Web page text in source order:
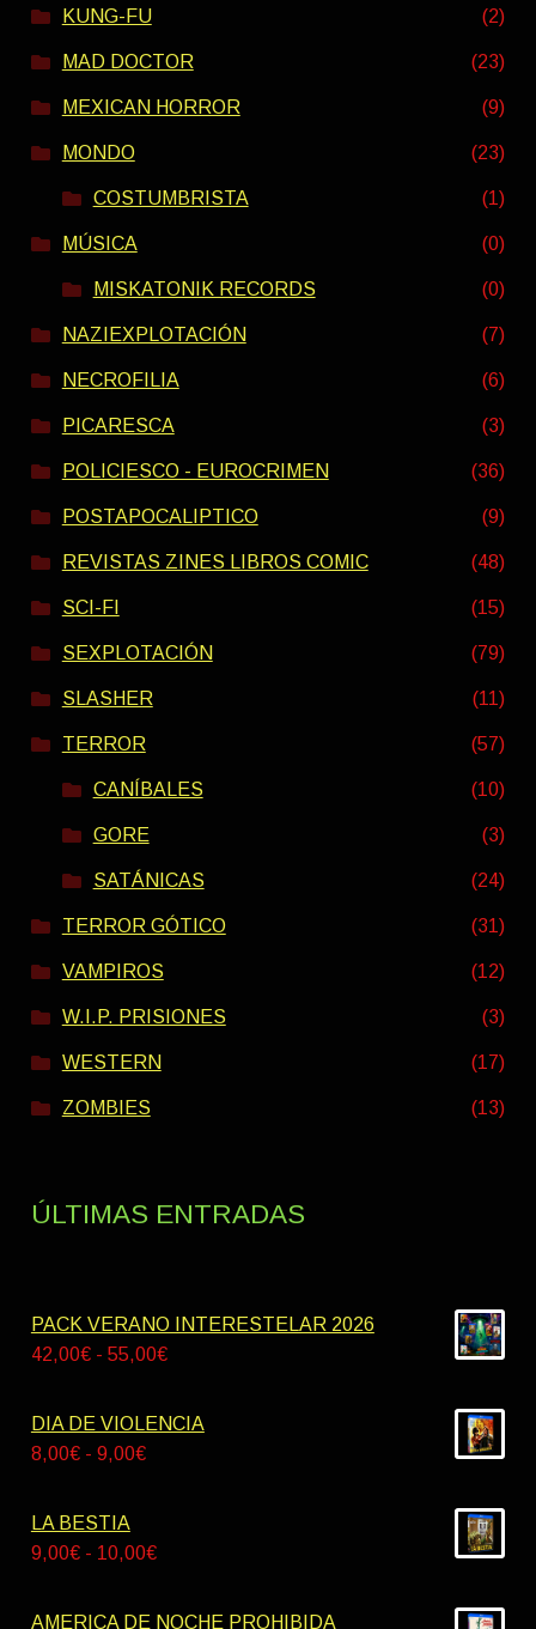
KUNG-FU (2)
MAD DOCTOR (23)
MEXICAN HORROR (9)
MONDO (23)
COSTUMBRISTA (1)
MÚSICA (0)
MISKATONIK RECORDS (0)
NAZIEXPLOTACIÓN (7)
NECROFILIA (6)
PICARESCA (3)
POLICIESCO - EUROCRIMEN (36)
POSTAPOCALIPTICO (9)
REVISTAS ZINES LIBROS COMIC (48)
SCI-FI (15)
SEXPLOTACIÓN (79)
SLASHER (11)
TERROR (57)
CANÍBALES (10)
GORE (3)
SATÁNICAS (24)
TERROR GÓTICO (31)
VAMPIROS (12)
W.I.P. PRISIONES (3)
WESTERN (17)
ZOMBIES (13)
ÚLTIMAS ENTRADAS
PACK VERANO INTERESTELAR 2026
42,00€ - 55,00€Rango
precios:
DIA DE VIOLENCIA
8,00€ - 9,00€Rango
desde
LA BESTIA
9,00€ - 10,00€Rango
precios:
AMERICA DE NOCHE PROHIBIDA